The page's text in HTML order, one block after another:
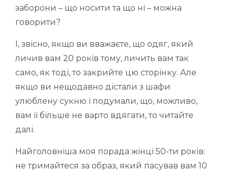
заборони – що носити та що ні – можна
говорити?
І, звісно, якщо ви вважаєте, що одяг, який
личив вам 20 років тому, личить вам так
само, як тоді, то закрийте цю сторінку. Але
якщо ви нещодавно дістали з шафи
улюблену сукню і подумали, що, можливо,
вам її більше не варто вдягати, то читайте
далі.
Найголовніша моя порада жінці 50-ти років:
не тримайтеся за образ, який пасував вам 10